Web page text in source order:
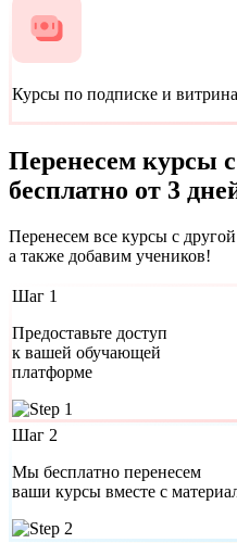
Курсы по подписке и
Перенесем курсы
бесплатно от 3
Перенесем все курсы с
а также добавим учеников!
Шаг 1
Предоставьте доступ
к вашей обучающей
платформе
Шаг 2
Мы бесплатно перенесем
ваши курсы вместе с